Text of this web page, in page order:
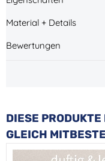
Material + Details
Bewertungen
Produktgalerie
DIESE
GLEICH